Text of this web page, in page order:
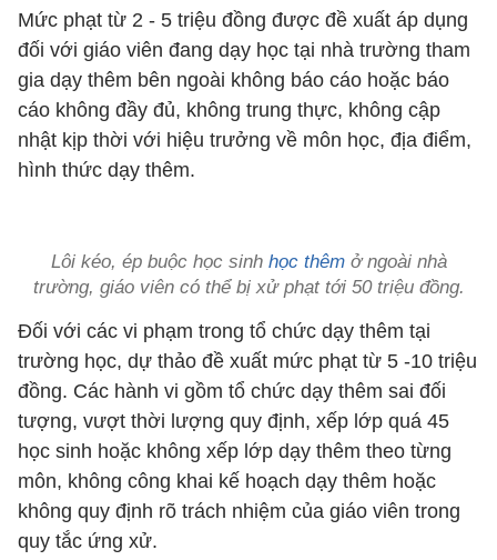
Mức phạt từ 2 - 5 triệu đồng được đề xuất áp dụng
đối với giáo viên đang dạy học tại nhà trường tham
gia dạy thêm bên ngoài không báo cáo hoặc báo
cáo không đầy đủ, không trung thực, không cập
nhật kịp thời với hiệu trưởng về môn học, địa điểm,
hình thức dạy thêm.
Lôi kéo, ép buộc học sinhhọc thêmở ngoài nhà
trường, giáo viên có thể bị xử phạt tới 50 triệu đồng.
Đối với các vi phạm trong tổ chức dạy thêm tại
trường học, dự thảo đề xuất mức phạt từ 5 -10 triệu
đồng. Các hành vi gồm tổ chức dạy thêm sai đối
tượng, vượt thời lượng quy định, xếp lớp quá 45
học sinh hoặc không xếp lớp dạy thêm theo từng
môn, không công khai kế hoạch dạy thêm hoặc
không quy định rõ trách nhiệm của giáo viên trong
quy tắc ứng xử.